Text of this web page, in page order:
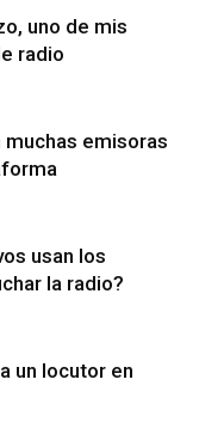
uno de mis
radio
emisoras
usan los
la radio?
un locutor en